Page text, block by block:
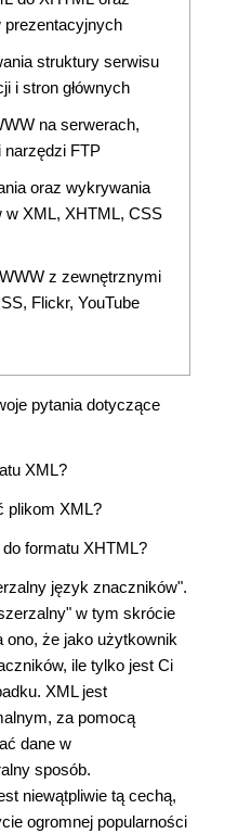
prezentacyjnych
struktury serwisu
i stron głównych
na serwerach,
narzędzi FTP
oraz wykrywania
w XML, XHTML, CSS
z zewnętrznymi
Flickr, YouTube
pytania dotyczące
XML?
plikom XML?
formatu XHTML?
język znaczników".
w tym skrócie
ono, że jako użytkownik
ile tylko jest Ci
XML jest
za pomocą
dane w
sposób.
niewątpliwie tą cechą,
ogromnej popularności